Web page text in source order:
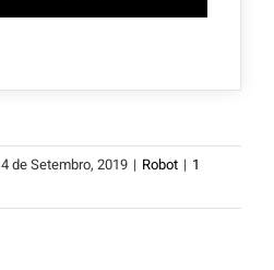
4 de Setembro, 2019 | Robot | 1